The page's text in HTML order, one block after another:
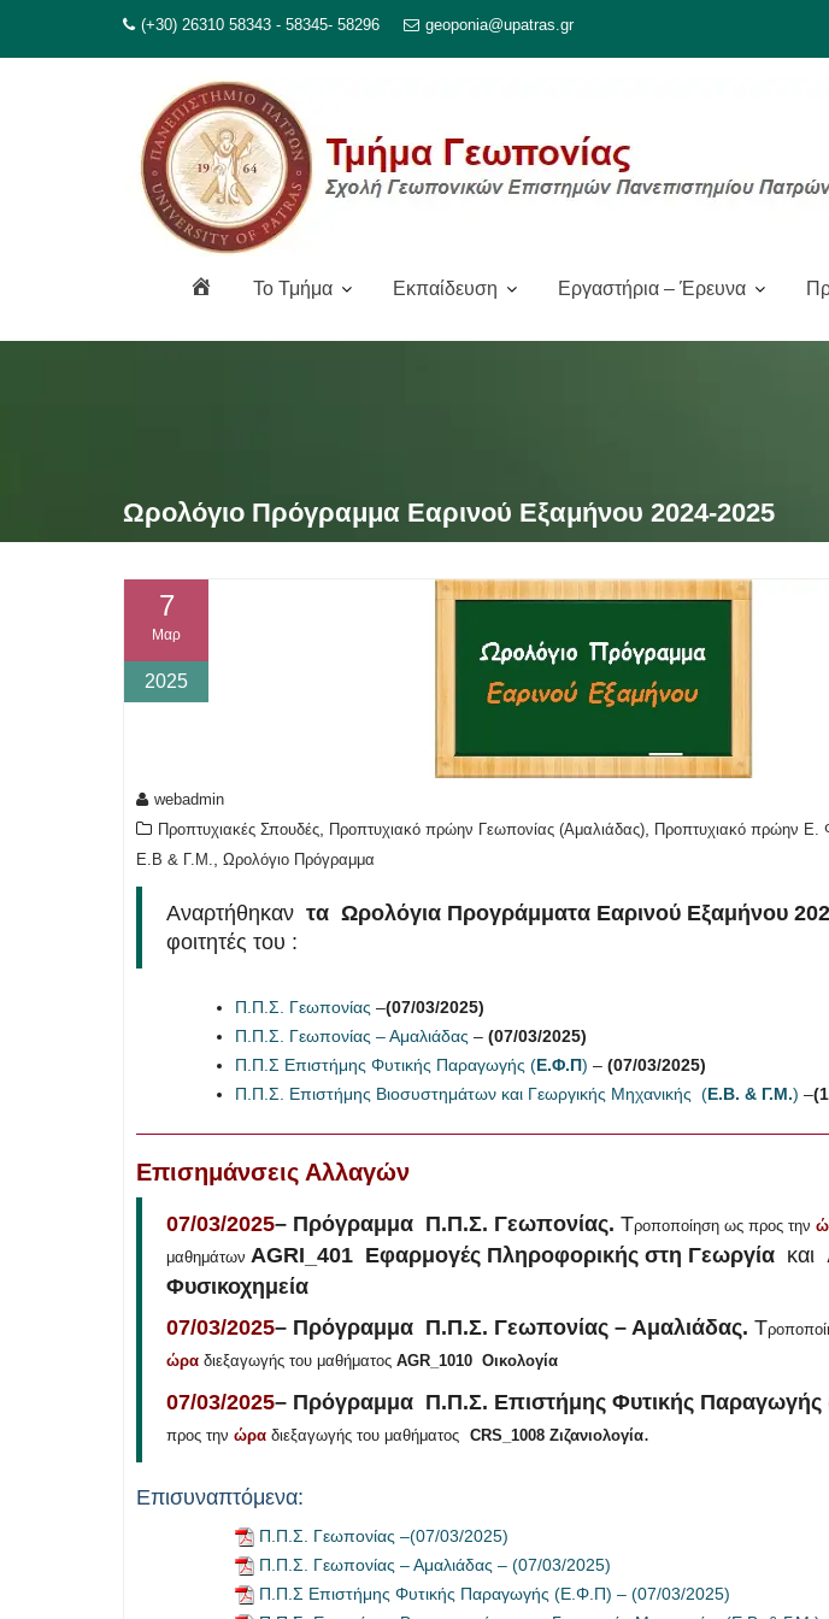
(+30) 26310 58343 - 58345- 58296 geoponia@upatras.gr
To Τμήμα Εκπαίδευση Εργαστήρια – Έρευνα
Ωρολόγιο Πρόγραμμα Εαρινού Εξαμήνου 2024-2025
7
Μαρ
2025
webadmin
Προπτυχιακές Σπουδές Προπτυχιακό πρώην Γεωπονίας (Αμαλιάδας) Προπτυχιακό πρώην Ε.
Ε.Β & Γ.Μ.
Ωρολόγιο Πρόγραμμα
Αναρτήθηκαν τα Ωρολόγια Προγράμματα Εαρινού Εξαμήνου
φοιτητές του :
Π.Π.Σ. Γεωπονίας –(07/03/2025)
Π.Π.Σ. Γεωπονίας – Αμαλιάδας – (07/03/2025)
Π.Π.Σ Επιστήμης Φυτικής Παραγωγής (Ε.Φ.Π) – (07/03/2025)
Π.Π.Σ. Επιστήμης Βιοσυστημάτων και Γεωργικής Μηχανικής (Ε.Β. & Γ.Μ.) –
Επισημάνσεις Αλλαγών
07/03/2025– Πρόγραμμα Π.Π.Σ. Γεωπονίας. Τροποποίηση ως προς την
μαθημάτων AGRI_401 Εφαρμογές Πληροφορικής στη Γεωργία και
Φυσικοχημεία
07/03/2025– Πρόγραμμα Π.Π.Σ. Γεωπονίας – Αμαλιάδας. Τ
ώρα διεξαγωγής του μαθήματος AGR_1010 Οικολογία
07/03/2025– Πρόγραμμα Π.Π.Σ. Επιστήμης Φυτικής
προς την ώρα διεξαγωγής του μαθήματος CRS_1008 Ζιζανιολογία.
Επισυναπτόμενα:
Π.Π.Σ. Γεωπονίας –(07/03/2025)
Π.Π.Σ. Γεωπονίας – Αμαλιάδας – (07/03/2025)
Π.Π.Σ Επιστήμης Φυτικής Παραγωγής (Ε.Φ.Π) – (07/03/2025)